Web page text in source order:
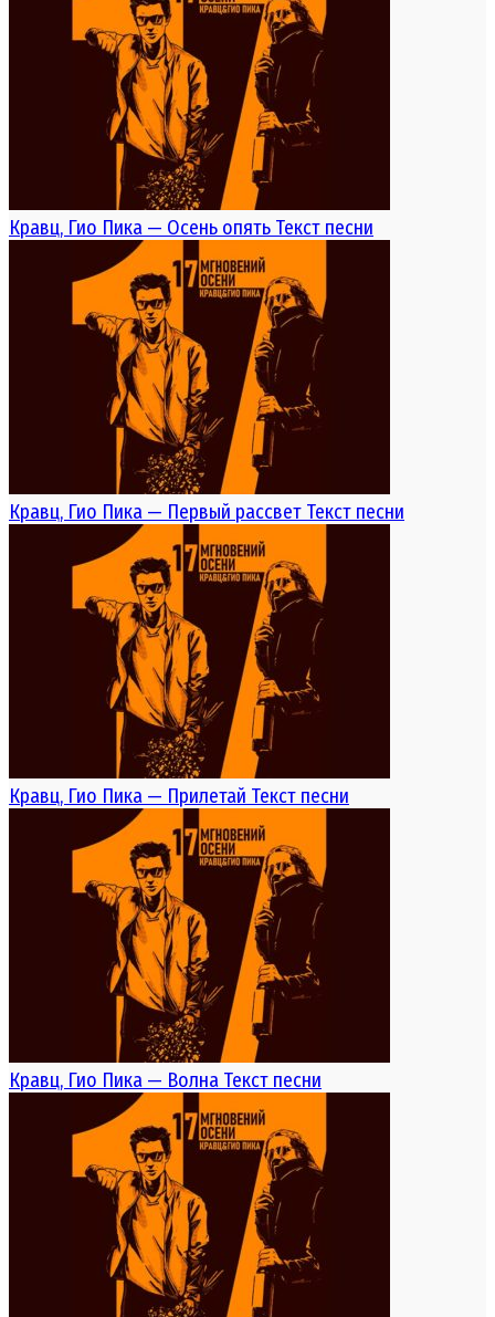
Кравц, Гио Пика — Осень опять Текст песни
Кравц, Гио Пика — Первый рассвет Текст песни
Кравц, Гио Пика — Прилетай Текст песни
Кравц, Гио Пика — Волна Текст песни